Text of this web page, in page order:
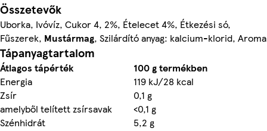
Összetevők
Uborka, Ivóvíz, Cukor 4, 2%, Ételecet 4%, Étkezési só,
Fűszerek, Mustármag, Szilárdító anyag: kalcium-klorid, Aroma
Tápanyagtartalom
Átlagos tápérték
100 g termékben
Energia
119 kJ/28 kcal
Zsír
0,1 g
amelyből telített zsírsavak
<0,1 g
Szénhidrát
5,2 g